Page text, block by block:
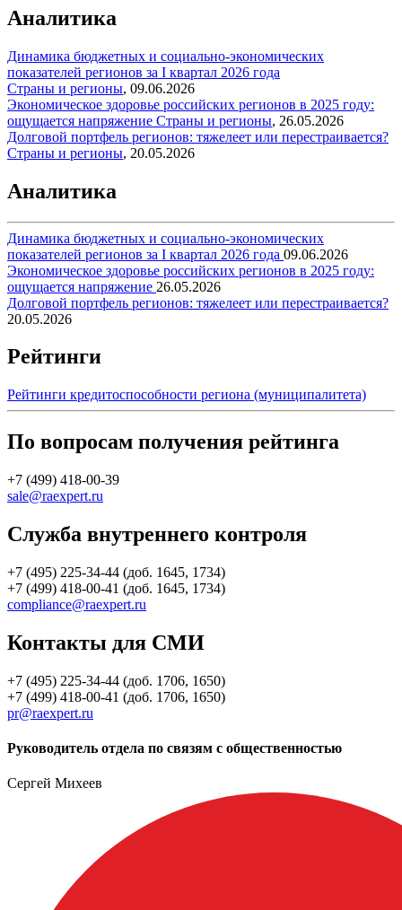
Аналитика
Динамика бюджетных и социально-экономических
показателей регионов за I квартал 2026 года
Страны и регионы, 09.06.2026
Экономическое здоровье российских регионов в 2025 году:
ощущается напряжение Страны и регионы, 26.05.2026
Долговой портфель регионов: тяжелеет или перестраивается?
Страны и регионы, 20.05.2026
Аналитика
Динамика бюджетных и социально-экономических
показателей регионов за I квартал 2026 года 09.06.2026
Экономическое здоровье российских регионов в 2025 году:
ощущается напряжение 26.05.2026
Долговой портфель регионов: тяжелеет или перестраивается?
20.05.2026
Рейтинги
Рейтинги кредитоспособности региона (муниципалитета)
По вопросам получения рейтинга
+7 (499) 418-00-39
sale@raexpert.ru
Служба внутреннего контроля
+7 (495) 225-34-44 (доб. 1645, 1734)
+7 (499) 418-00-41 (доб. 1645, 1734)
compliance@raexpert.ru
Контакты для СМИ
+7 (495) 225-34-44 (доб. 1706, 1650)
+7 (499) 418-00-41 (доб. 1706, 1650)
pr@raexpert.ru
Руководитель отдела по связям с общественностью
Сергей Михеев